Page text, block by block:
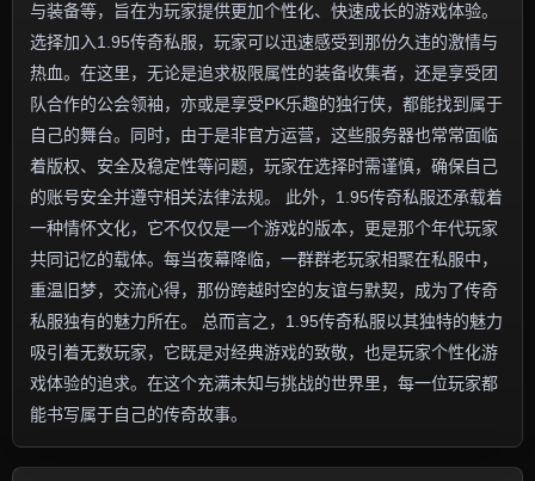
与装备等，旨在为玩家提供更加个性化、快速成长的游戏体验。
选择加入1.95传奇私服，玩家可以迅速感受到那份久违的激情与
热血。在这里，无论是追求极限属性的装备收集者，还是享受团
队合作的公会领袖，亦或是享受PK乐趣的独行侠，都能找到属于
自己的舞台。同时，由于是非官方运营，这些服务器也常常面临
着版权、安全及稳定性等问题，玩家在选择时需谨慎，确保自己
的账号安全并遵守相关法律法规。 此外，1.95传奇私服还承载着
一种情怀文化，它不仅仅是一个游戏的版本，更是那个年代玩家
共同记忆的载体。每当夜幕降临，一群群老玩家相聚在私服中，
重温旧梦，交流心得，那份跨越时空的友谊与默契，成为了传奇
私服独有的魅力所在。 总而言之，1.95传奇私服以其独特的魅力
吸引着无数玩家，它既是对经典游戏的致敬，也是玩家个性化游
戏体验的追求。在这个充满未知与挑战的世界里，每一位玩家都
能书写属于自己的传奇故事。